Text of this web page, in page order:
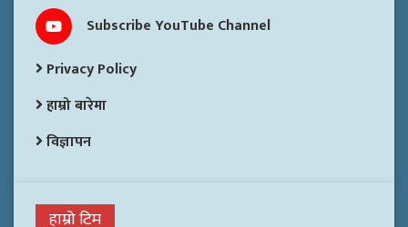
Subscribe YouTube Channel
Privacy Policy
हाम्रो बारेमा
विज्ञापन
हाम्रो टिम